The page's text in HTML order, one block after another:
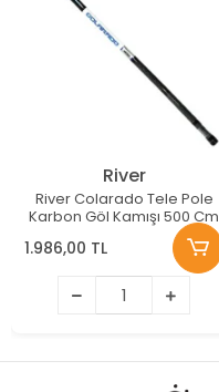
River
River Colarado Tele Pole
Karbon Göl Kamışı 500 Cm
1.986,00 TL